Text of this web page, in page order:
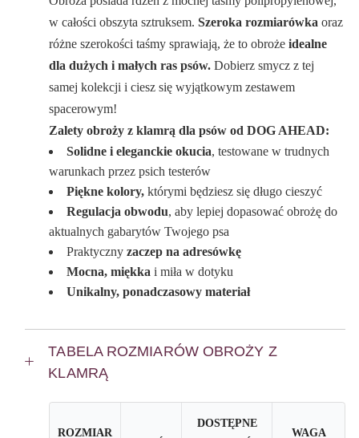
w całości obszyta sztruksem.Szeroka rozmiarówka oraz
różne szerokości taśmy sprawiają, że to obroże idealne
dla dużych i małych ras psów.Dobierz smycz z tej
samej kolekcji i ciesz się wyjątkowym zestawem
spacerowym!
Zalety obroży z klamrą dla psów od DOG AHEAD:
Solidne i eleganckie okucia, testowane w trudnych
warunkach przez psich testerów
Piękne kolory, którymi będziesz się długo cieszyć
Regulacja obwodu, aby lepiej dopasować obrożę do
aktualnych gabarytów Twojego psa
Praktyczny zaczep na adresówkę
Mocna, miękkai miła w dotyku
Unikalny, ponadczasowy materiał
TABELA ROZMIARÓW OBROŻY Z
KLAMRĄ
ROZMIAR
DOSTĘPNE
WAGA